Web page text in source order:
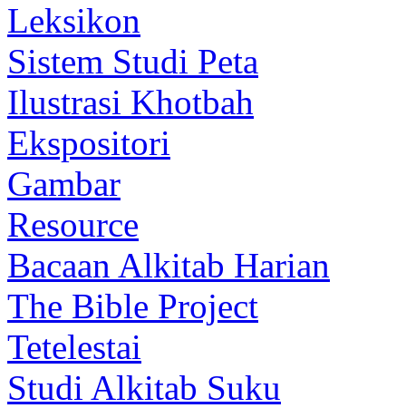
Leksikon
Sistem Studi Peta
Ilustrasi Khotbah
Ekspositori
Gambar
Resource
Bacaan Alkitab Harian
The Bible Project
Tetelestai
Studi Alkitab Suku